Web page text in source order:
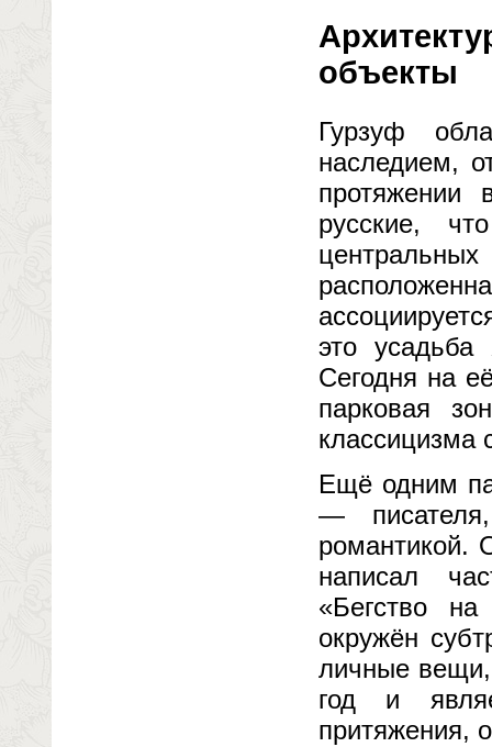
объекты
Гурзуф
наследием,
протяжении
русские,
это усадьба
Сегодня на
парковая
классицизма
Ещё одним
—
романтикой.
написал
«Бегство
окружён
личные вещи,
год и
притяжения,